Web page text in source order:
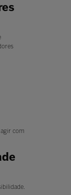
com